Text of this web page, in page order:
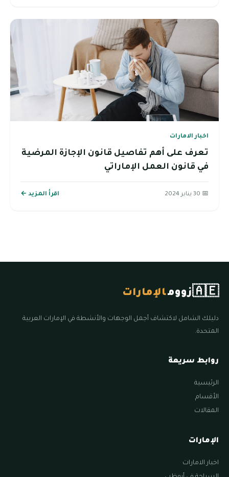
اخبار الامارات
تعرف على أهم تفاصيل قانون الإجازة المرضية
في قانون العمل الإماراتي
📅 30 يناير 2024 اقرأ المزيد ←
🇦🇪زوومالإمارات
دليلك الشامل لاكتشاف أجمل الوجهات والأنشطة في الإمارات العربية
المتحدة.
روابط سريعة
الرئيسية
الأقسام
المقالات
الإمارات
اخبار الامارات